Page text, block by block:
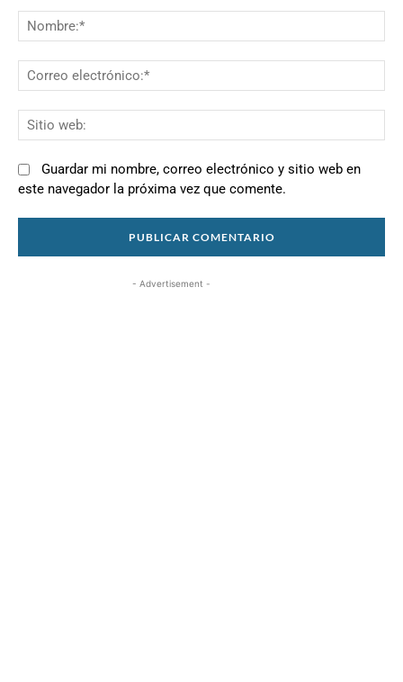
Guardar mi nombre, correo electrónico y sitio web en
este navegador la próxima vez que comente.
- Advertisement -